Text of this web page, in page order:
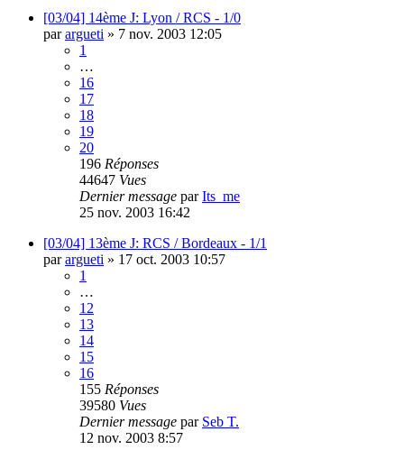
[03/04] 14ème J: Lyon / RCS - 1/0
parargueti » 7 nov. 2003 12:05
1
…
16
17
18
19
20
196 Réponses
44647 Vues
Dernier message parIts_me
25 nov. 2003 16:42
[03/04] 13ème J: RCS / Bordeaux - 1/1
parargueti » 17 oct. 2003 10:57
1
…
12
13
14
15
16
155 Réponses
39580 Vues
Dernier message par Seb T.
12 nov. 2003 8:57